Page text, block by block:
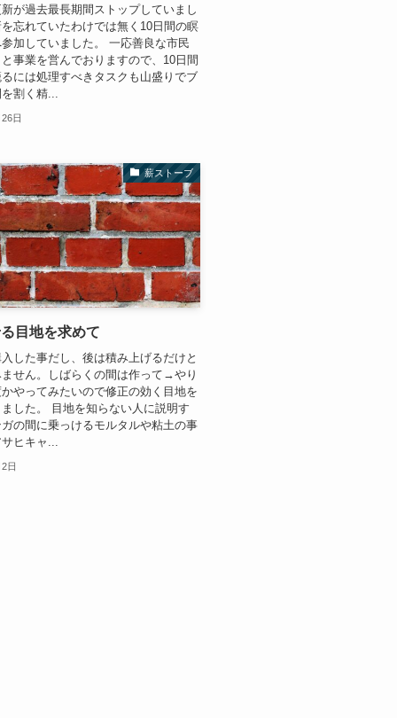
が過去最長期間ストップしていまし
忘れていたわけでは無く10日間の瞑
加していました。 一応善良な市民
事業を営んでおりますので、10日間
には処理すべきタスクも山盛りでブ
割く精...
日
薪ストーブ
目地を求めて
した事だし、後は積み上げるだけと
せん。しばらくの間は作って→やり
やってみたいので修正の効く目地を
した。 目地を知らない人に説明す
の間に乗っけるモルタルや粘土の事
ヒキャ...
日